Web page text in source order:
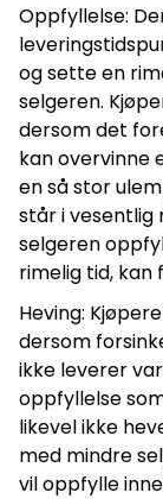
Oppfyllelse:
og sette en
selgeren.
dersom det
kan overvinne
en så stor
står i vesentlig
selgeren
rimelig tid,
Heving:
dersom
ikke leverer
oppfyllelse
likevel ikke
med mindre
vil oppfylle